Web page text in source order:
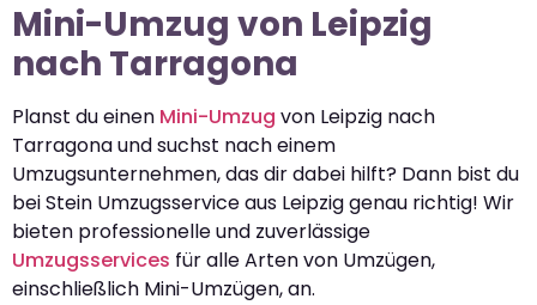
Mini-Umzug von Leipzig
nach Tarragona
Planst du einen Mini-Umzug von Leipzig nach
Tarragona und suchst nach einem
Umzugsunternehmen, das dir dabei hilft? Dann bist du
bei Stein Umzugsservice aus Leipzig genau richtig! Wir
bieten professionelle und zuverlässige
Umzugsservices für alle Arten von Umzügen,
einschließlich Mini-Umzügen, an.